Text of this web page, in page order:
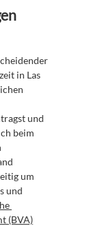
in Las
und
beim
um
und
(BVA)